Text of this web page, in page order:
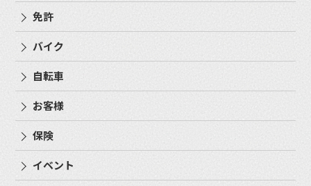
免許
バイク
自転車
お客様
保険
イベント